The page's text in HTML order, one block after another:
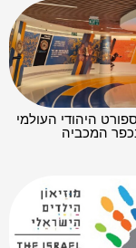
היהודי העולמי
המכביה